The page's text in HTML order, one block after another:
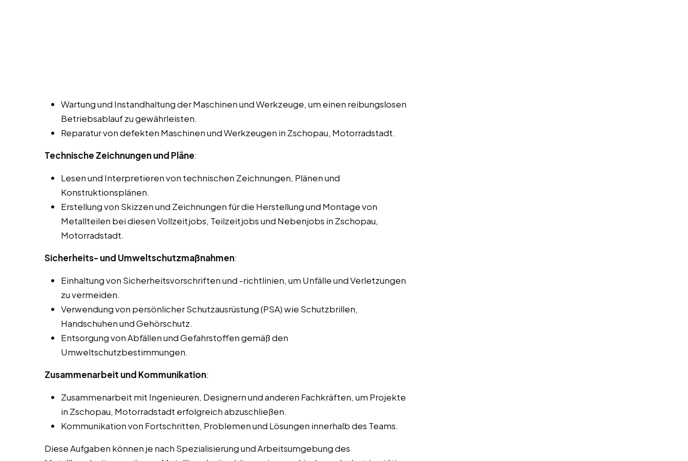
Wartung und Instandhaltung der Maschinen und Werkzeuge, um einen reibungslosen
Betriebsablauf zu gewährleisten.
Reparatur von defekten Maschinen und Werkzeugen in Zschopau, Motorradstadt.
Technische Zeichnungen und Pläne:
Lesen und Interpretieren von technischen Zeichnungen, Plänen und
Konstruktionsplänen.
Erstellung von Skizzen und Zeichnungen für die Herstellung und Montage von
Metallteilen bei diesen Vollzeitjobs, Teilzeitjobs und Nebenjobs in Zschopau,
Motorradstadt.
Sicherheits- und Umweltschutzmaßnahmen:
Einhaltung von Sicherheitsvorschriften und -richtlinien, um Unfälle und Verletzungen
zu vermeiden.
Verwendung von persönlicher Schutzausrüstung (PSA) wie Schutzbrillen,
Handschuhen und Gehörschutz.
Entsorgung von Abfällen und Gefahrstoffen gemäß den
Umweltschutzbestimmungen.
Zusammenarbeit und Kommunikation:
Zusammenarbeit mit Ingenieuren, Designern und anderen Fachkräften, um Projekte
in Zschopau, Motorradstadt erfolgreich abzuschließen.
Kommunikation von Fortschritten, Problemen und Lösungen innerhalb des Teams.
Diese Aufgaben können je nach Spezialisierung und Arbeitsumgebung des